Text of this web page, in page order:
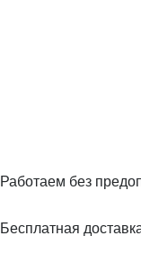
Работаем без
Бесплатная